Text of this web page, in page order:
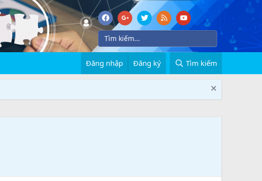
Đăng nhập Đăng ký Tìm kiếm